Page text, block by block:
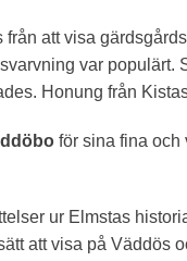
att visa
var populärt.
Honung från
för sina fina och
ur Elmstas
att visa på Väddös